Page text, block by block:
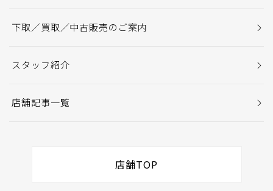
下取／買取／中古販売のご案内
スタッフ紹介
店舗記事一覧
店舗TOP